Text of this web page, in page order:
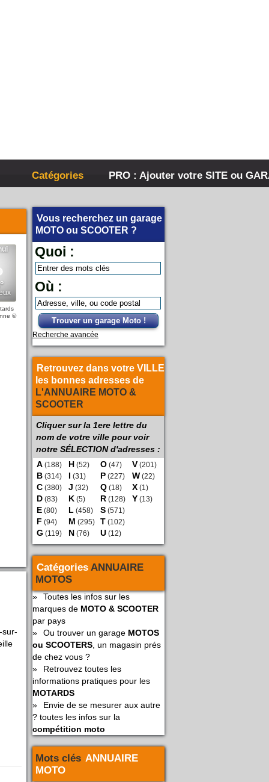
Catégories PRO : Ajouter votre SITE ou
Vous recherchez un garage
MOTO ou SCOOTER ?
Quoi :
Où :
Trouver un garage Moto !
Recherche avancée
Retrouvez dans votre VILLE
les bonnes adresses de
L'ANNUAIRE MOTO &
SCOOTER
Cliquer sur la 1ere lettre du
nom de votre ville pour voir
notre SÉLECTION d'adresses :
A (188)
B (314)
C (380)
D (83)
E (80)
F (94)
G (119)
H (52)
I (31)
J (32)
K (5)
L (458)
M (295)
N (76)
O (47)
P (227)
Q (18)
R (128)
S (571)
T (102)
U (12)
V (201)
W (22)
X (1)
Y (13)
Catégories ANNUAIRE
MOTOS
»
Toutes les infos sur les
marques de MOTO & SCOOTER
par pays
»
Ou trouver un garage MOTOS
ou SCOOTERS , un magasin prés
de chez vous ?
»
Retrouvez toutes les
informations pratiques pour les
MOTARDS
»
Envie de se mesurer aux autre
? toutes les infos sur la
compétition moto
Mots clés ANNUAIRE
MOTO
©
sur-